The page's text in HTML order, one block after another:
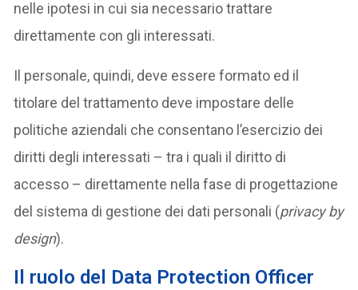
nelle ipotesi in cui sia necessario trattare
direttamente con gli interessati.
Il personale, quindi, deve essere formato ed il
titolare del trattamento deve impostare delle
politiche aziendali che consentano l’esercizio dei
diritti degli interessati – tra i quali il diritto di
accesso – direttamente nella fase di progettazione
del sistema di gestione dei dati personali (privacy by
design).
Il ruolo del Data Protection Officer